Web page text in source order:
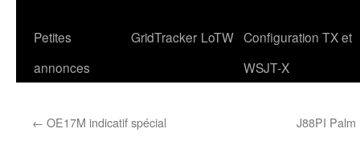
Petites
annonces
GridTracker LoTW Configuration TX et
WSJT-X
← OE17M indicatif spécial J88PI Palm